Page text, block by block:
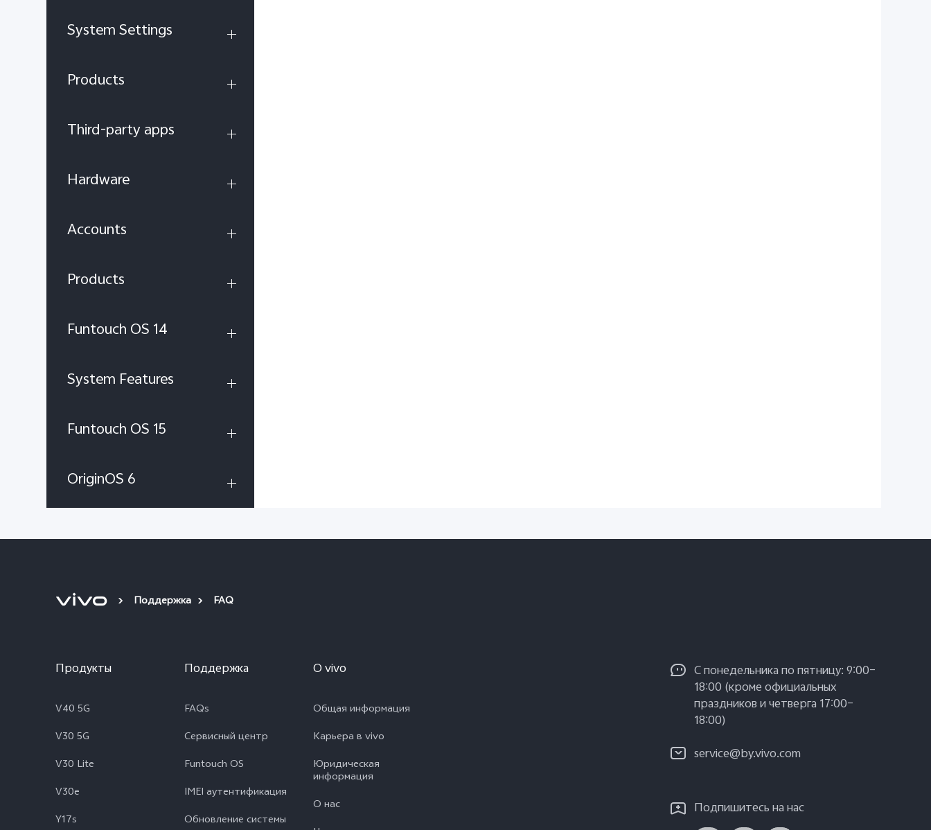
System Settings
Products
Third-party apps
Hardware
Accounts
Products
Funtouch OS 14
System Features
Funtouch OS 15
OriginOS 6
Поддержка FAQ
Продукты
V40 5G
V30 5G
V30 Lite
V30e
Y17s
Поддержка
FAQs
Сервисный центр
Funtouch OS
IMEI аутентификация
Обновление системы
O vivo
Общая информация
Карьера в vivo
Юридическая
информация
О нас
С понедельника по пятницу: 9:00–
18:00 (кроме официальных
праздников и четверга 17:00–
18:00)
service@by.vivo.com
Подпишитесь на нас